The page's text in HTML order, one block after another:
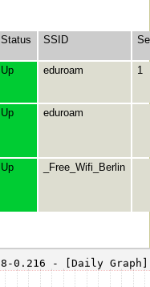
Status SSID
Up eduroam 1
Up eduroam
Up _Free_Wifi_Berlin